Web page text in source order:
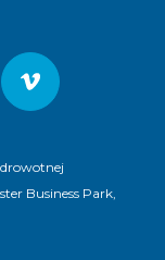
Business Park,